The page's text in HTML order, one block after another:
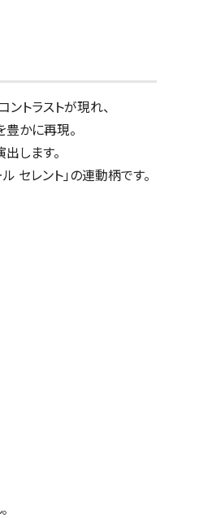
トラストが現れ、
かに再現。
します。
セレント」の連動柄です。